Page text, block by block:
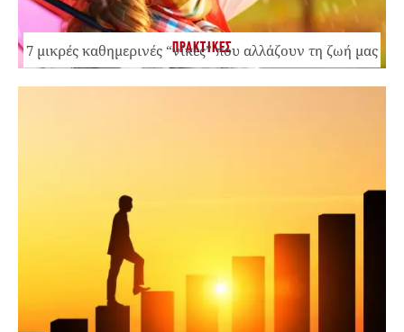
ΠΡΑΚΤΙΚΕΣ
7 μικρές καθημερινές “νίκες” που αλλάζουν τη ζωή μας